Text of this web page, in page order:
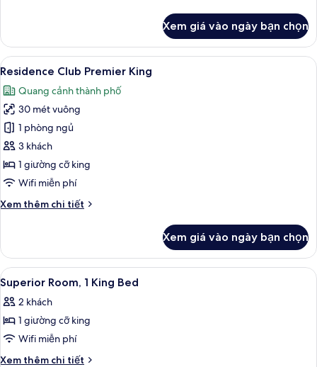
Executive
Suite
Xem giá vào ngày bạn chọn
Xem
tất
cả
ảnh
Residence
Club
Premier
King
Residence Club Premier King | Két
5
Residence Club Premier King
Quang cảnh thành phố
30 mét vuông
1 phòng ngủ
3 khách
1 giường cỡ king
Wifi miễn phí
Xem thêm chi tiết
Chi
Residence
Club
Premier
King
Xem giá vào ngày bạn chọn
Xem
tất
cả
ảnh
Superior
Room,
Két bảo mật tại phòng, bàn, màn/
4
Superior Room, 1 King Bed
2 khách
1 giường cỡ king
Wifi miễn phí
Xem thêm chi tiết
Chi